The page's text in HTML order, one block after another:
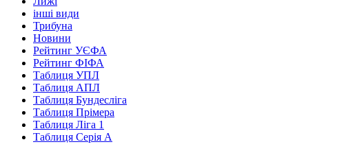
інші види
Трибуна
Новини
Рейтинг УЄФА
Рейтинг ФІФА
Таблиця УПЛ
Таблиця АПЛ
Таблиця Бундесліга
Таблиця Прімера
Таблиця Ліга 1
Таблиця Серія А